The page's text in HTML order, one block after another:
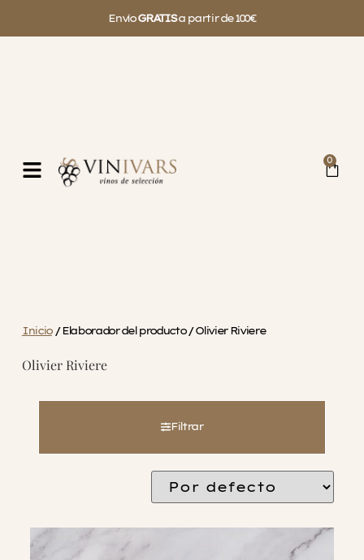
EnvíoGRATISa partir de 100€
0
Inicio/ Elaborador del producto / Olivier Riviere
Olivier Riviere
Filtrar